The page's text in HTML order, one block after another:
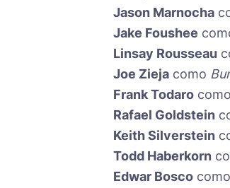
Jason Marnocha
Jake Foushee
Linsay Rousseau
Joe Zieja como
Frank Todaro como
Rafael Goldstein
Keith Silverstein
Todd Haberkorn
Edwar Bosco como